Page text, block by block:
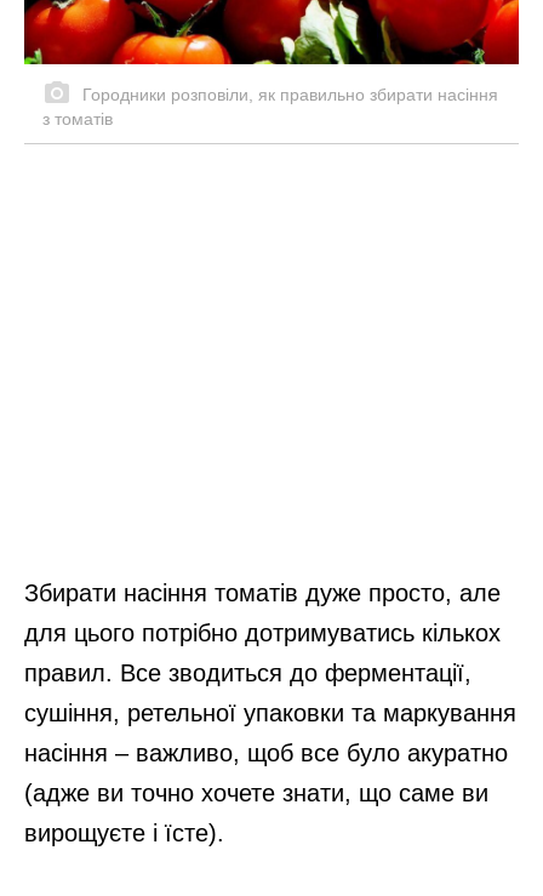
Городники розповіли, як правильно збирати насіння
з томатів
Збирати насіння томатів дуже просто, але
для цього потрібно дотримуватись кількох
правил. Все зводиться до ферментації,
сушіння, ретельної упаковки та маркування
насіння – важливо, щоб все було акуратно
(адже ви точно хочете знати, що саме ви
вирощуєте і їсте).